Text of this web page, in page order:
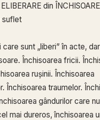
din
suflet
care sunt „liberi” în acte,
Închisoarea fricii.
rușinii. Închisoarea
Închisoarea traumelor.
gândurilor care
mai dureros, închisoarea